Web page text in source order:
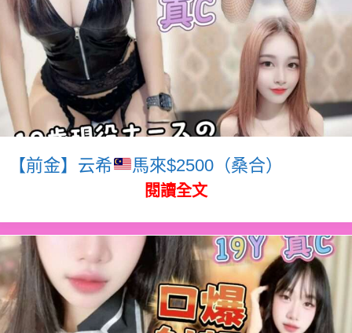
【前金】云希 馬來$2500（桑合）
閱讀全文